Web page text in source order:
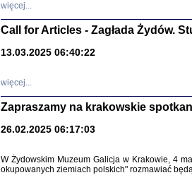
więcej...
Call for Articles - Zagłada Żydów.
13.03.2025 06:40:22
więcej...
Zapraszamy na krakowskie
26.02.2025 06:17:03
W Żydowskim Muzeum Galicja w Krakowie, 4
okupowanych ziemiach polskich" rozmawiać